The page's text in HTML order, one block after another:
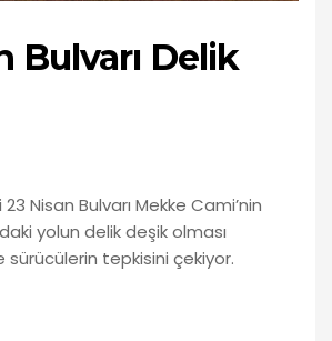
Bulvarı Delik
Nisan Bulvarı Mekke Cami’nin
yolun delik deşik olması
sürücülerin tepkisini çekiyor.